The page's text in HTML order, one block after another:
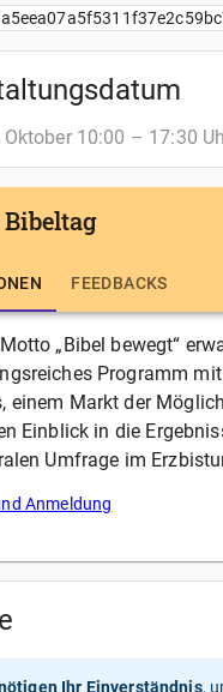
FEEDBACKS
„Bibel bewegt“
Programm
einem Markt der
Einblick in die
Umfrage im
Anmeldung
Oktober 10:00 – 17:30
Ihr Einverständnis,